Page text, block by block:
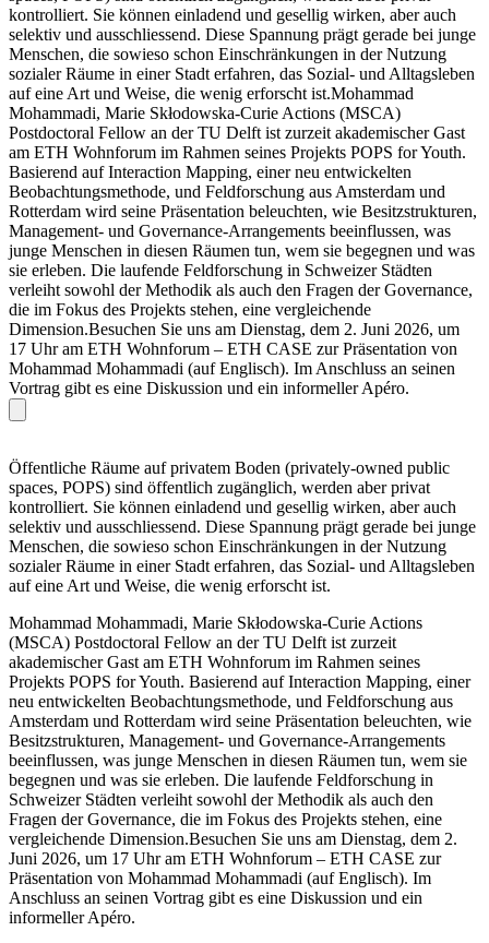
kontrolliert. Sie können einladend und gesellig wirken, aber auch
selektiv und ausschliessend. Diese Spannung prägt gerade bei junge
Menschen, die sowieso schon Einschränkungen in der Nutzung
sozialer Räume in einer Stadt erfahren, das Sozial- und Alltagsleben
auf eine Art und Weise, die wenig erforscht ist.Mohammad
Mohammadi, Marie Skłodowska-Curie Actions (MSCA)
Postdoctoral Fellow an der TU Delft ist zurzeit akademischer Gast
am ETH Wohnforum im Rahmen seines Projekts POPS for Youth.
Basierend auf Interaction Mapping, einer neu entwickelten
Beobachtungsmethode, und Feldforschung aus Amsterdam und
Rotterdam wird seine Präsentation beleuchten, wie Besitzstrukturen,
Management- und Governance-Arrangements beeinflussen, was
junge Menschen in diesen Räumen tun, wem sie begegnen und was
sie erleben. Die laufende Feldforschung in Schweizer Städten
verleiht sowohl der Methodik als auch den Fragen der Governance,
die im Fokus des Projekts stehen, eine vergleichende
Dimension.Besuchen Sie uns am Dienstag, dem 2. Juni 2026, um
17 Uhr am ETH Wohnforum – ETH CASE zur Präsentation von
Mohammad Mohammadi (auf Englisch). Im Anschluss an seinen
Vortrag gibt es eine Diskussion und ein informeller Apéro.
Öffentliche Räume auf privatem Boden (privately-owned public
spaces, POPS) sind öffentlich zugänglich, werden aber privat
kontrolliert. Sie können einladend und gesellig wirken, aber auch
selektiv und ausschliessend. Diese Spannung prägt gerade bei junge
Menschen, die sowieso schon Einschränkungen in der Nutzung
sozialer Räume in einer Stadt erfahren, das Sozial- und Alltagsleben
auf eine Art und Weise, die wenig erforscht ist.
Mohammad Mohammadi, Marie Skłodowska-Curie Actions
(MSCA) Postdoctoral Fellow an der TU Delft ist zurzeit
akademischer Gast am ETH Wohnforum im Rahmen seines
Projekts POPS for Youth. Basierend auf Interaction Mapping, einer
neu entwickelten Beobachtungsmethode, und Feldforschung aus
Amsterdam und Rotterdam wird seine Präsentation beleuchten, wie
Besitzstrukturen, Management- und Governance-Arrangements
beeinflussen, was junge Menschen in diesen Räumen tun, wem sie
begegnen und was sie erleben. Die laufende Feldforschung in
Schweizer Städten verleiht sowohl der Methodik als auch den
Fragen der Governance, die im Fokus des Projekts stehen, eine
vergleichende Dimension.Besuchen Sie uns am Dienstag, dem 2.
Juni 2026, um 17 Uhr am ETH Wohnforum – ETH CASE zur
Präsentation von Mohammad Mohammadi (auf Englisch). Im
Anschluss an seinen Vortrag gibt es eine Diskussion und ein
informeller Apéro.